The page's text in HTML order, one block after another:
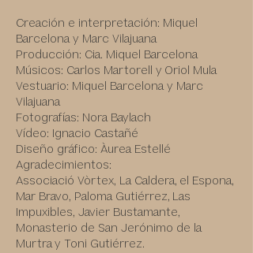
Creación e interpretación: Miquel
Barcelona y Marc Vilajuana
Producción: Cia. Miquel Barcelona
Músicos: Carlos Martorell y Oriol Mula
Vestuario: Miquel Barcelona y Marc
Vilajuana
Fotografías: Nora Baylach
Vídeo: Ignacio Castañé
Diseño gráfico: Àurea Estellé
Agradecimientos:
Associació Vòrtex, La Caldera, el Espona,
Mar Bravo, Paloma Gutiérrez, Las
Impuxibles, Javier Bustamante,
Monasterio de San Jerónimo de la
Murtray Toni Gutiérrez.